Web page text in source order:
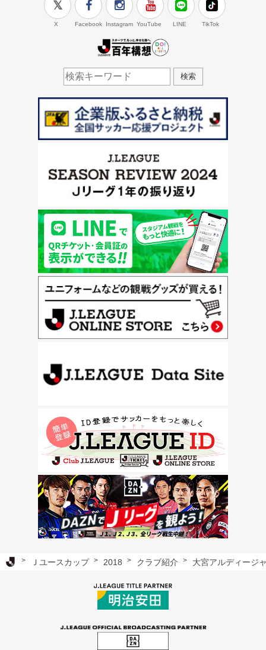
X Facebook Instagram YouTube LINE TikTok
検索
Ｊリーグ TOP
Ｊユースカップ 2018 クラブ紹介 大宮アルディージ